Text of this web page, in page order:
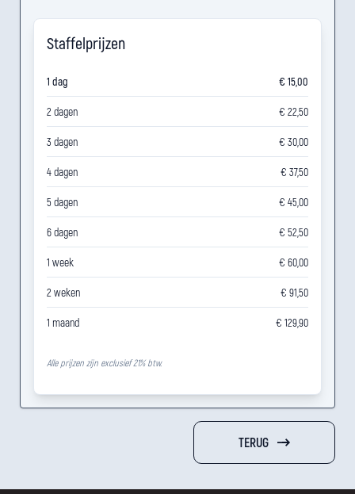
Staffelprijzen
1 dag € 15,00
2 dagen € 22,50
3 dagen € 30,00
4 dagen € 37,50
5 dagen € 45,00
6 dagen € 52,50
1 week € 60,00
2 weken € 91,50
1 maand € 129,90
Alle prijzen zijn exclusief 21% btw.
TERUG